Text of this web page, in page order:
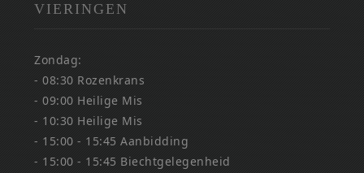
VIERINGEN
Zondag:
- 08:30 Rozenkrans
- 09:00 Heilige Mis
- 10:30 Heilige Mis
- 15:00 - 15:45 Aanbidding
- 15:00 - 15:45 Biechtgelegenheid